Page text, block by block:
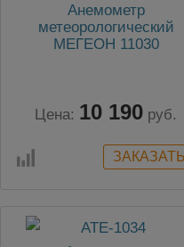
Анемометр
метеорологический
МЕГЕОН 11030
Цена: 10 190 руб.